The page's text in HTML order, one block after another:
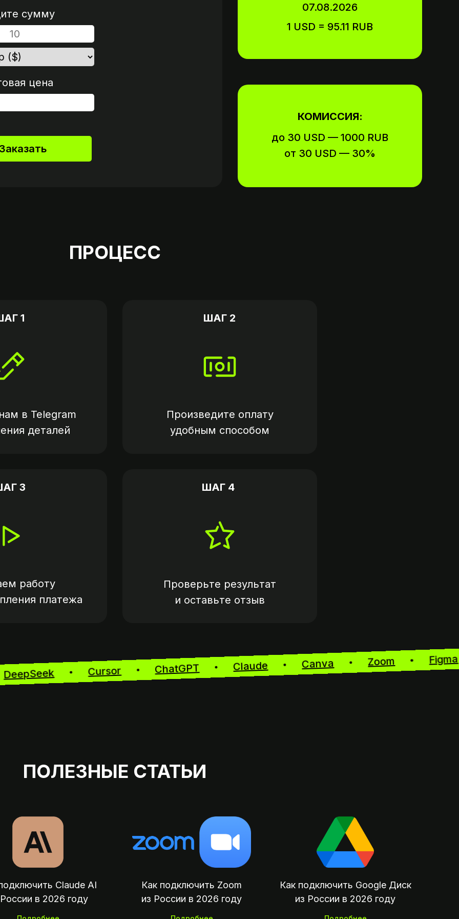
КОМИССИЯ:
07.08.2026
1 USD = 95.11 RUB
сумму
цена
Заказать
до 30 USD — 1000 RUB
от 30 USD — 30%
ПРОЦЕСС
1
Произведите оплату
удобным способом
работу
платежа
Проверьте результат
и оставьте отзыв
в Telegram
деталей
ШАГ 2
3 ШАГ 4
DeepSeek Cursor ChatGPT Claude Canva Zoom
ПОЛЕЗНЫЕ СТАТЬИ
Claude AI
в 2026 году
Как подключить Zoom
из России в 2026 году
Как подключить Google Диск
из России в 2026 году